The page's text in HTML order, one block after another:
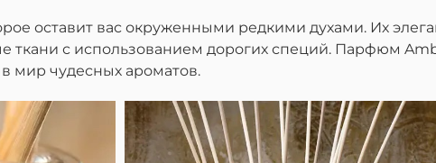
оставит вас окруженными редкими духами. Их
с использованием дорогих специй. Парфюм
мир чудесных ароматов.